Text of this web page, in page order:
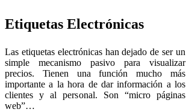
Etiquetas Electrónicas
Las etiquetas electrónicas han dejado de ser un
simple mecanismo pasivo para visualizar
precios. Tienen una función mucho más
importante a la hora de dar información a los
clientes y al personal. Son “micro páginas
web”…